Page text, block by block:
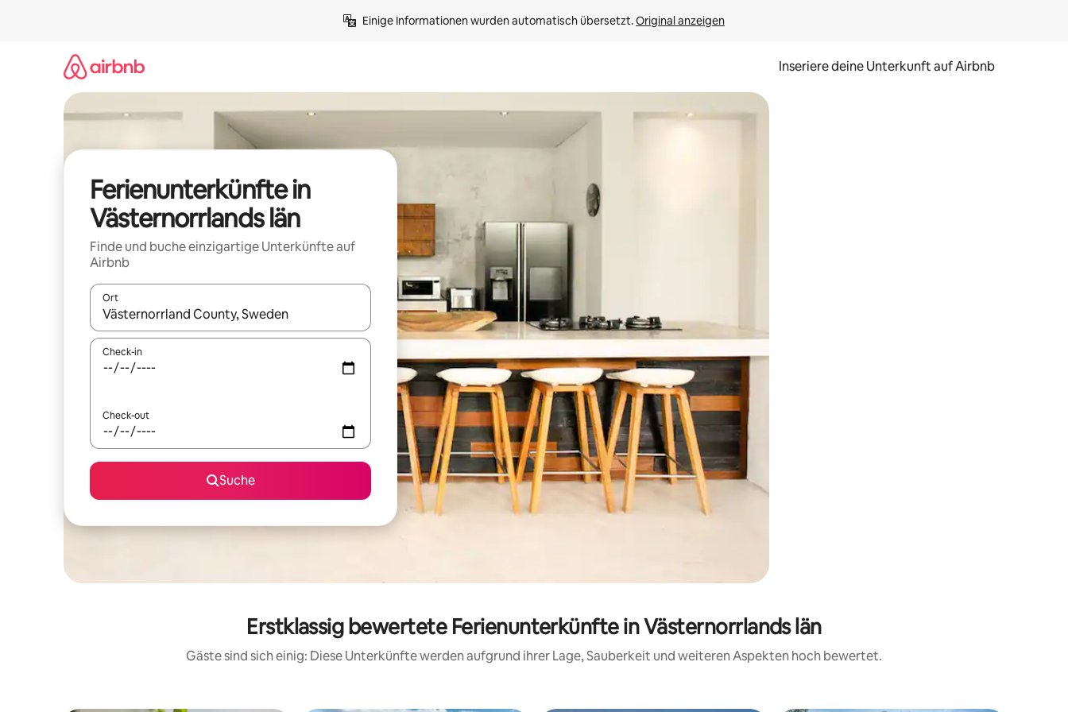
Einige Informationen wurden automatisch übersetzt. Original anzeigen
Inseriere deine Unterkunft auf Airbnb
Ferienunterkünfte in
Västernorrlands län
Finde und buche einzigartige Unterkünfte auf
Airbnb
Ort
Wenn Ergebnisse verfügbar sind, navigiere mit den Pfeiltasten nach oben und unten oder erkunde die Ergebnisse durch Berühren oder Wischgesten.
Check-in
Check-out
Suche
Erstklassig bewertete Ferienunterkünfte in Västernorrlands län
Gäste sind sich einig: Diese Unterkünfte werden aufgrund ihrer Lage, Sauberkeit und weiteren Aspekten hoch bewertet.